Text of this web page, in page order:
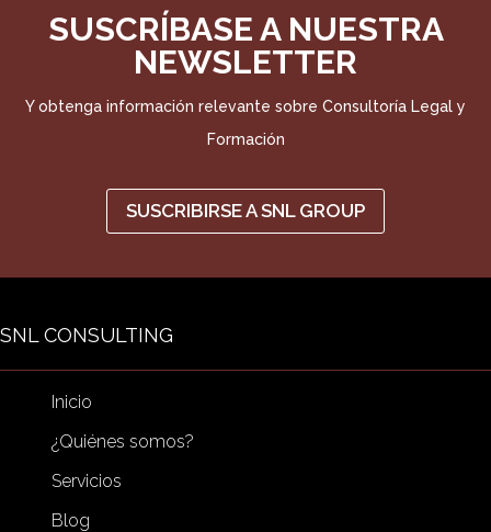
SUSCRÍBASE A NUESTRA
NEWSLETTER
Y obtenga información relevante sobre Consultoría Legal y
Formación
SUSCRIBIRSE A SNL GROUP
SNL CONSULTING
Inicio
¿Quiénes somos?
Servicios
Blog